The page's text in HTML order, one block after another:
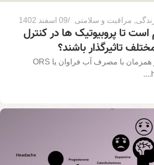
, مراقبت و سلامتی 09 اسفند 1402
است تا پروبیوتیک ها در کنترل
تاثیرگذار باشند؟
اسهال 2 روز همزمان با مصرف آب فراوان یا ORS